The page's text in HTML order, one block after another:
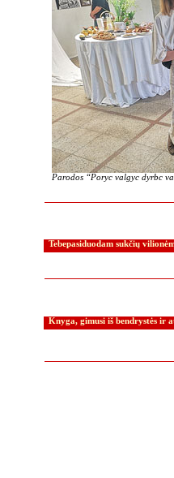
Parodos “Poryc valgyc dyrbc
Tebepasiduodam sukčių
Knyga, gimusi iš bendrystės ir